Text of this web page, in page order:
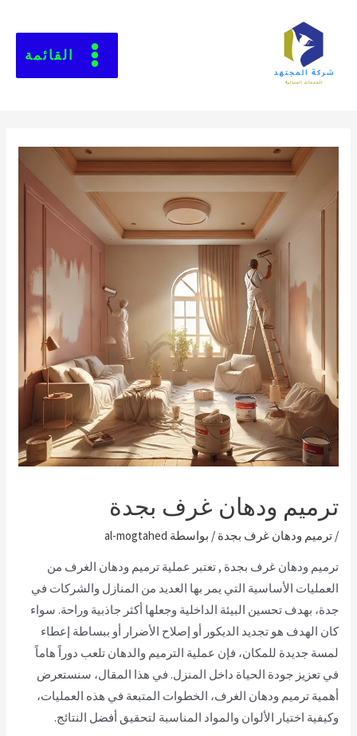
القائمة
ترميم ودهان غرف بجدة
/ترميم ودهان غرف بجدة / بواسطة al-mogtahed
ترميم ودهان غرف بجدة , تعتبر عملية ترميم ودهان الغرف من
العمليات الأساسية التي يمر بها العديد من المنازل والشركات في
جدة، بهدف تحسين البيئة الداخلية وجعلها أكثر جاذبية وراحة. سواء
كان الهدف هو تجديد الديكور أو إصلاح الأضرار أو ببساطة إعطاء
لمسة جديدة للمكان، فإن عملية الترميم والدهان تلعب دوراً هاماً
في تعزيز جودة الحياة داخل المنزل. في هذا المقال، سنستعرض
أهمية ترميم ودهان الغرف، الخطوات المتبعة في هذه العمليات،
وكيفية اختيار الألوان والمواد المناسبة لتحقيق أفضل النتائج.